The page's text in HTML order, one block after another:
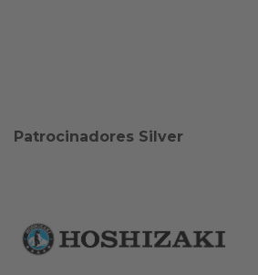
Patrocinadores Silver